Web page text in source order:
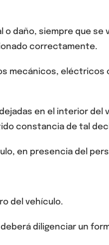
o daño, siempre que se
correctamente.
mecánicos,
en el interior del
constancia de tal
, en presencia del
del vehículo.
deberá diligenciar un